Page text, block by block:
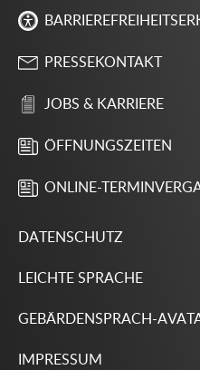
PRESSEKONTAKT
JOBS & KARRIERE
ÖFFNUNGSZEITEN
ONLINE-
DATENSCHUTZ
LEICHTE SPRACHE
GEBÄRDENSPRACH-
IMPRESSUM